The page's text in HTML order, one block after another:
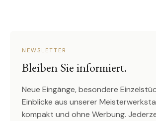
NEWSLETTER
Bleiben Sie informiert.
Neue Eingänge, besondere
Einblicke aus unserer
kompakt und ohne Werbung.